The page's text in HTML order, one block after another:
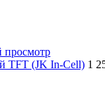
просмотр
TFT (JK In-Cell) 1